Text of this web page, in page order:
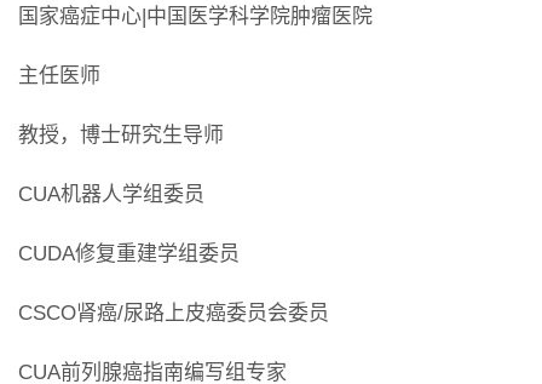
国家癌症中心|中国医学科学院肿瘤医院
主任医师
教授，博士研究生导师
CUA机器人学组委员
CUDA修复重建学组委员
CSCO肾癌/尿路上皮癌委员会委员
CUA前列腺癌指南编写组专家